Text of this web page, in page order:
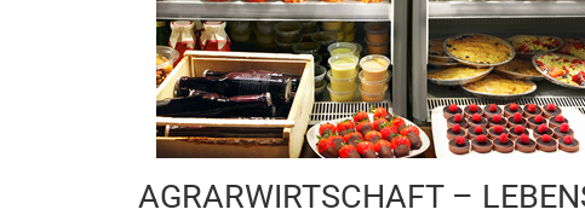
AGRARWIRTSCHAFT –